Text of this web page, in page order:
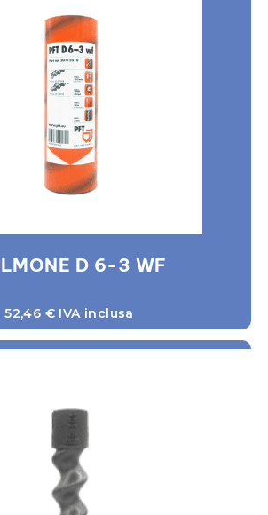
D 6-3 WF
52,46 € IVA inclusa